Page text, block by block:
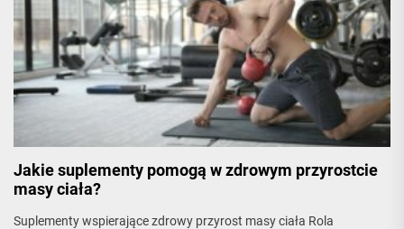
Jakie suplementy pomogą w zdrowym przyrostcie
masy ciała?
Suplementy wspierające zdrowy przyrost masy ciała Rola